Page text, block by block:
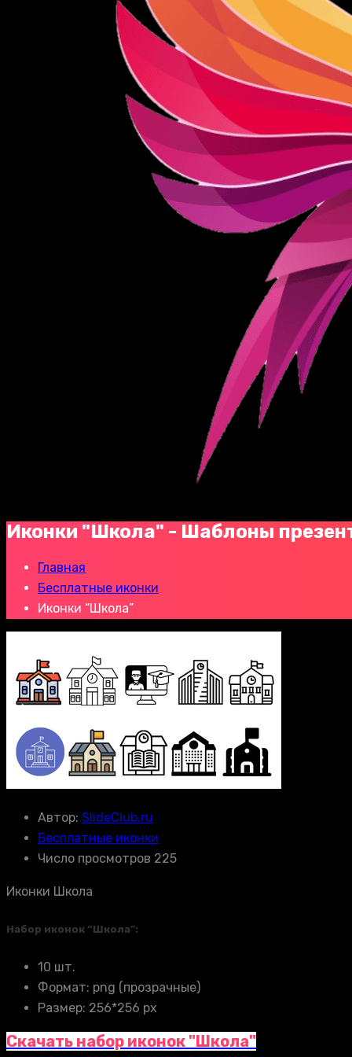
Иконки "Школа" - Шаблоны
Главная
Бесплатные иконки
Иконки “Школа”
Автор: SlideClub.ru
Бесплатные иконки
Число просмотров 225
Иконки Школа
Набор иконок “Школа”:
10 шт.
Формат: png (прозрачные)
Размер: 256*256 px
Скачать набор иконок "Школа"